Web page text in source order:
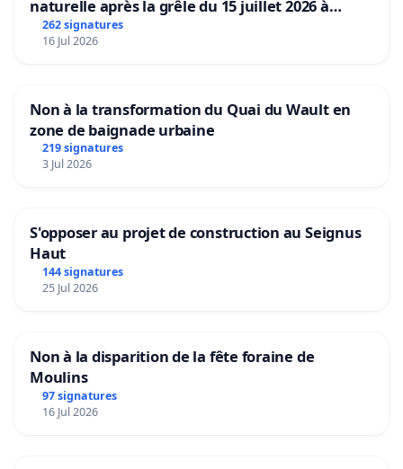
naturelle après la grêle du 15 juillet 2026 à
Aubenas et ses alentours
262 signatures
16 Jul 2026
Non à la transformation du Quai du Wault en
zone de baignade urbaine
219 signatures
3 Jul 2026
S'opposer au projet de construction au Seignus
Haut
144 signatures
25 Jul 2026
Non à la disparition de la fête foraine de
Moulins
97 signatures
16 Jul 2026